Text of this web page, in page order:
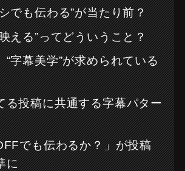
でも伝わる”が当たり前？
える”ってどういうこと？
“字幕美学”が求められている
る投稿に共通する字幕パター
でも伝わるか？」が投稿
に